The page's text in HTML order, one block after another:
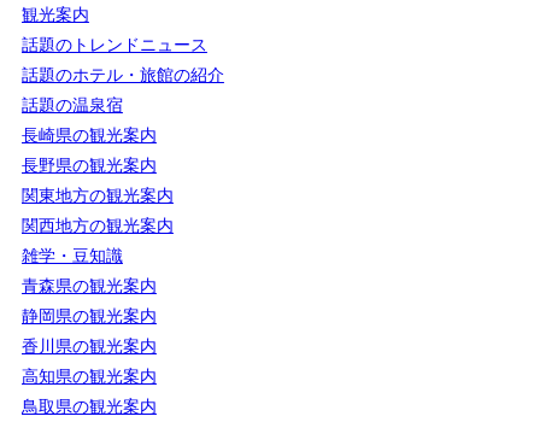
観光案内
話題のトレンドニュース
話題のホテル・旅館の紹介
話題の温泉宿
長崎県の観光案内
長野県の観光案内
関東地方の観光案内
関西地方の観光案内
雑学・豆知識
青森県の観光案内
静岡県の観光案内
香川県の観光案内
高知県の観光案内
鳥取県の観光案内